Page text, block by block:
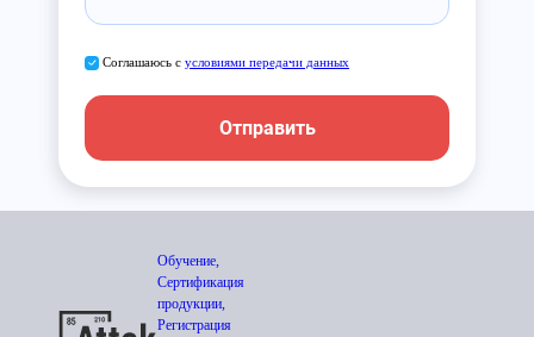
Соглашаюсь с условиями передачи данных
Отправить
Обучение,
Сертификация
продукции,
Регистрация